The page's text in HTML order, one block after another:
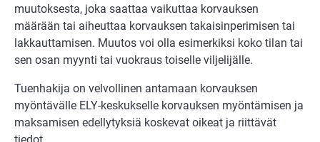
muutoksesta, joka saattaa vaikuttaa korvauksen
määrään tai aiheuttaa korvauksen takaisinperimisen tai
lakkauttamisen. Muutos voi olla esimerkiksi koko tilan tai
sen osan myynti tai vuokraus toiselle viljelijälle.
Tuenhakija on velvollinen antamaan korvauksen
myöntävälle ELY-keskukselle korvauksen myöntämisen ja
maksamisen edellytyksiä koskevat oikeat ja riittävät